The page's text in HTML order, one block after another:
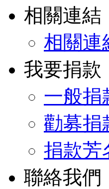
相關連結
相關連
我要捐款
一般捐
勸募捐
捐款芳
聯絡我們